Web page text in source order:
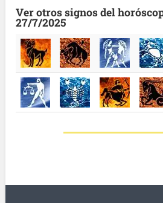
Ver otros signos del
27/7/2025